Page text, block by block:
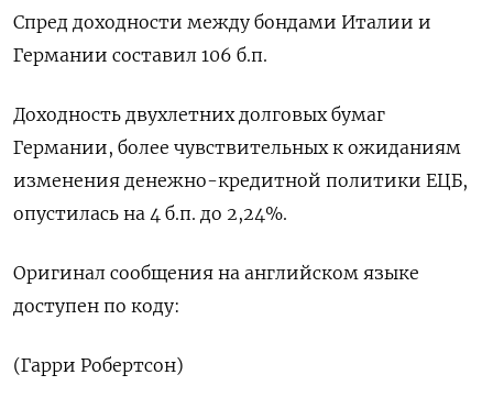
Спред доходности между бондами Италии и
Германии составил 106 б.п.
Доходность двухлетних долговых бумаг
Германии, более чувствительных к ожиданиям
изменения денежно-кредитной политики ЕЦБ,
опустилась на 4 б.п. до 2,24%.
Оригинал сообщения на английском языке
доступен по коду:
(Гарри Робертсон)